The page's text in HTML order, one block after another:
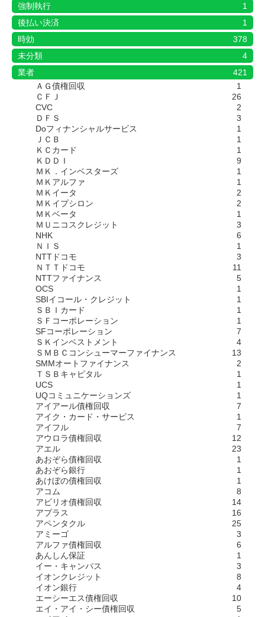
強制執行
1
後払い決済
1
時効
378
未分類
4
業者
421
ＡＧ債権回収
1
ＣＦＪ
26
CVC
2
ＤＦＳ
3
Doフィナンシャルサービス
1
ＪＣＢ
1
ＫＣカード
1
ＫＤＤＩ
9
ＭＫ．インベスターズ
1
ＭＫアルファ
1
ＭＫイータ
2
ＭＫイプシロン
2
ＭＫベータ
1
ＭＵニコスクレジット
3
NHK
6
ＮＩＳ
1
NTTドコモ
3
ＮＴＴドコモ
11
NTTファイナンス
5
OCS
1
SBIイコール・クレジット
1
ＳＢＩカード
1
ＳＦコーポレーション
1
SFコーポレーション
7
ＳＫインベストメント
4
ＳＭＢＣコンシューマーファイナンス
13
SMMオートファイナンス
2
ＴＳＢキャピタル
1
UCS
1
UQコミュニケーションズ
1
アイアール債権回収
7
アイク・カード・サービス
1
アイフル
7
アウロラ債権回収
12
アエル
23
あおぞら債権回収
1
あおぞら銀行
1
あけぼの債権回収
1
アコム
8
アビリオ債権回収
14
アプラス
16
アペンタクル
25
アミーゴ
3
アルファ債権回収
6
あんしん保証
1
イー・キャンパス
3
イオンクレジット
8
イオン銀行
4
エーシーエス債権回収
10
エイ・アイ・シー債権回収
5